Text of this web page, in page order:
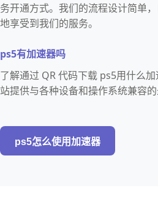
务开通方式。我们的流程设计简单
地享受到我们的服务。
ps5有加速器吗
了解通过 QR 代码下载 ps5用什么
站提供与各种设备和操作系统兼容的
ps5怎么使用加速器